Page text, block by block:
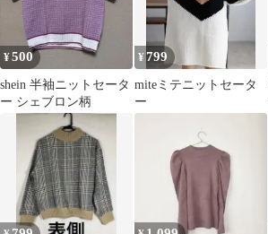
¥500
shein 半袖ニットセータ
ー シェブロン柄
¥799
miteミテニットセータ
ー